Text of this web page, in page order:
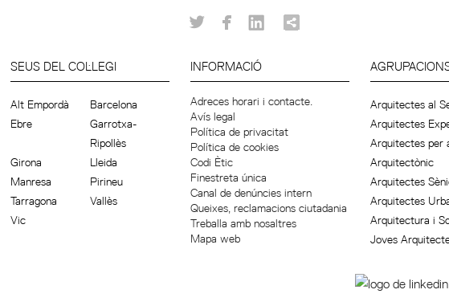
SEUS DEL COL·LEGI
Alt Empordà
Barcelona
Ebre
Garrotxa-
Ripollès
Girona
Lleida
Manresa
Pirineu
Tarragona
Vallès
Vic
INFORMACIÓ
Adreces horari i contacte.
Avís legal
Política de privacitat
Política de cookies
Codi Ètic
Finestreta única
Canal de denúncies intern
Queixes, reclamacions ciutadania
Treballa amb nosaltres
Mapa web
Arquitectes al
Arquitectes
Arquitectes per
Arquitectònic
Arquitectes
Arquitectes
Arquitectura i
Joves